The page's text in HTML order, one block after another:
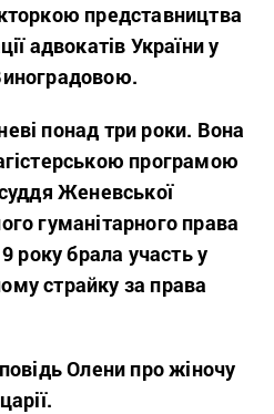
представництва
адвокатів України у
понад три роки. Вона
програмою
Женевської
гуманітарного права
року брала участь у
страйку за права
Олени про жіночу